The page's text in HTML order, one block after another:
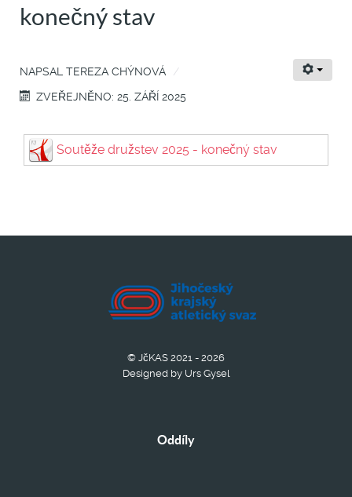
konečný stav
NAPSAL TEREZA CHÝNOVÁ
ZVEŘEJNĚNO: 25. ZÁŘÍ 2025
Soutěže družstev 2025 - konečný stav
© JčKAS 2021 - 2026
Designed by Urs Gysel
Oddíly